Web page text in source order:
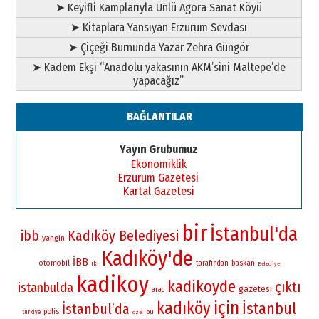
➤ Keyifli Kamplarıyla Ünlü Agora Sanat Köyü
➤ Kitaplara Yansıyan Erzurum Sevdası
➤ Çiçeği Burnunda Yazar Zehra Güngör
➤ Kadem Ekşi “Anadolu yakasının AKM’sini Maltepe’de
yapacağız”
BAĞLANTILAR
Yayın Grubumuz
Ekonomiklik
Erzurum Gazetesi
Kartal Gazetesi
ibb yangin Kadıköy Belediyesi birİstanbul'da
otomobil İBB iki Kadıköy'de tarafından baskan Belediye
istanbulda kadikoy arac kadikoyde gazetesi çıktı
turkiye polis İstanbul’da özel bu kadıköy için İstanbul